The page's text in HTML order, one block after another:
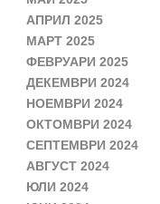
АПРИЛ 2025
МАРТ 2025
ФЕВРУАРИ 2025
ДЕКЕМВРИ 2024
НОЕМВРИ 2024
ОКТОМВРИ 2024
СЕПТЕМВРИ 2024
АВГУСТ 2024
ЮЛИ 2024